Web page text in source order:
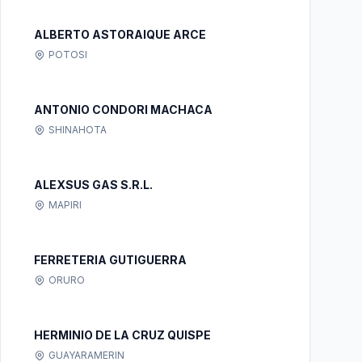
ALBERTO ASTORAIQUE ARCE
POTOSI
ANTONIO CONDORI MACHACA
SHINAHOTA
ALEXSUS GAS S.R.L.
MAPIRI
FERRETERIA GUTIGUERRA
ORURO
HERMINIO DE LA CRUZ QUISPE
GUAYARAMERIN